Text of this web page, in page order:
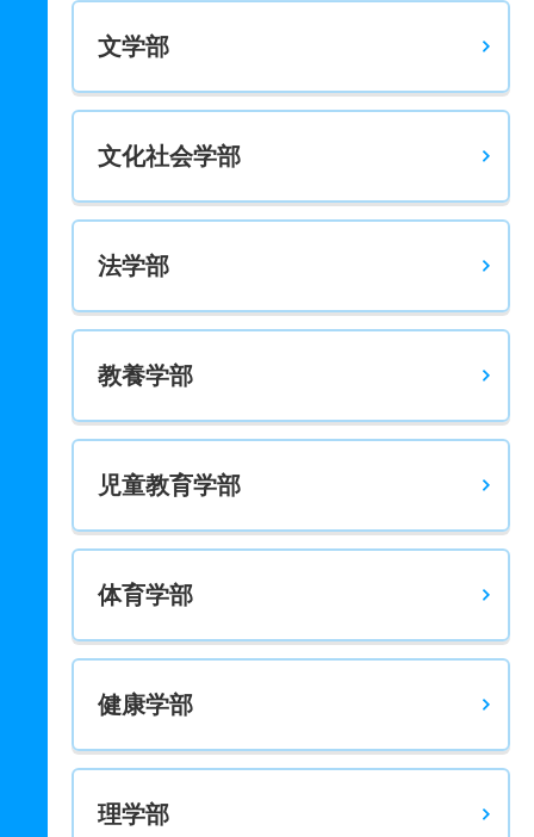
文学部
文化社会学部
法学部
教養学部
児童教育学部
体育学部
健康学部
理学部